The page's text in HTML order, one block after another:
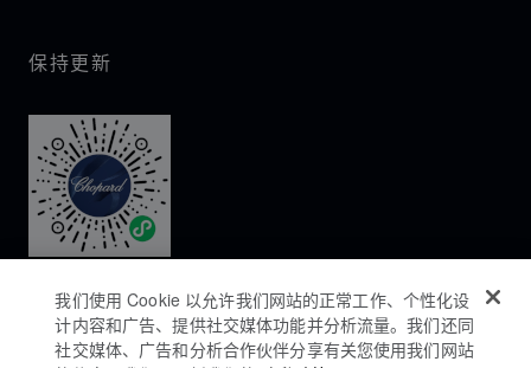
保持更新
我们使用 Cookie 以允许我们网站的正常工作、个性化设
计内容和广告、提供社交媒体功能并分析流量。我们还同
社交媒体、广告和分析合作伙伴分享有关您使用我们网站